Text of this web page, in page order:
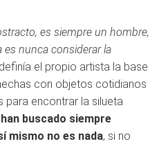
es siempre un hombre,
nunca considerar la
el propio artista la base
con objetos cotidianos
encontrar la silueta
buscado siempre
mismo no es nada, si no